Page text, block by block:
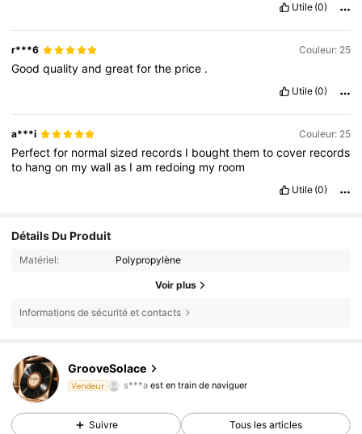
Utile (0)
r***6 Couleur: 25
Goodqualityandgreatforthe price .
Utile (0)
a***i Couleur: 25
Perfectfor normalsized records I boughtthemtocover records
to hangon mywallas Iam redoing my room
Utile (0)
Détails Du Produit
Matériel: Polypropylène
Voir plus
Informations de sécurité et contacts
GrooveSolace
Vendeur
4,81
22 Suiveurs
4,81
22 Suiveurs
22 Suiveurs
Suivre Tous les articles